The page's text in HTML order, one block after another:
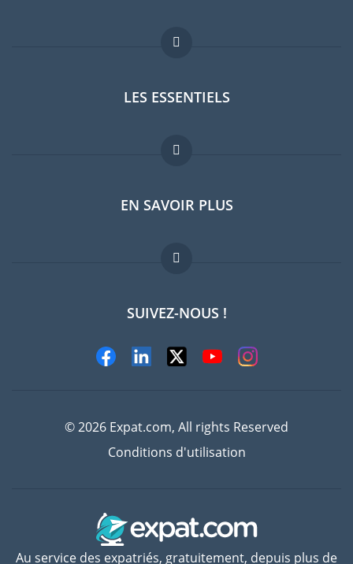
LES ESSENTIELS
Forum expatriés
Guides pays
Offres d'emploi
EN SAVOIR PLUS
FAQ
Experts
SUIVEZ-NOUS !
© 2026 Expat.com, All rights Reserved
Conditions d'utilisation
Au service des expatriés, gratuitement, depuis plus de